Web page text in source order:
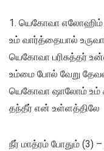
1. யெகோவா எலோஹிம்
உம் வார்த்தையால்
யெகோவா பரிசுத்தர்
உம்மை போல் வேறு
யெகோவா ஷாலோம் உம்
தந்தீர் என் உள்ளத்திலே
நீர் மாத்ரம் போதும் (3)